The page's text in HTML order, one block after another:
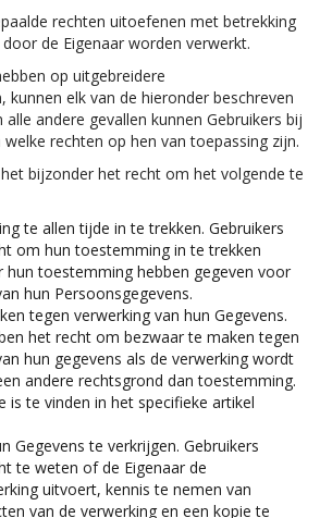
rechten uitoefenen met betrekking
de Eigenaar worden verwerkt.
op uitgebreidere
kunnen elk van de hieronder beschreven
andere gevallen kunnen Gebruikers bij
welke rechten op hen van toepassing zijn.
bijzonder het recht om het volgende te
te allen tijde in te trekken. Gebruikers
om hun toestemming in te trekken
hun toestemming hebben gegeven voor
hun Persoonsgegevens.
tegen verwerking van hun Gegevens.
het recht om bezwaar te maken tegen
hun gegevens als de verwerking wordt
andere rechtsgrond dan toestemming.
is te vinden in het specifieke artikel
Gegevens te verkrijgen. Gebruikers
te weten of de Eigenaar de
uitvoert, kennis te nemen van
van de verwerking en een kopie te